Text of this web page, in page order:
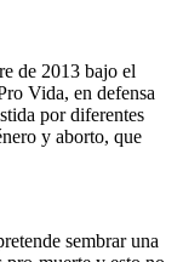
de 2013 bajo el
Vida, en defensa
por diferentes
y aborto, que
sembrar una